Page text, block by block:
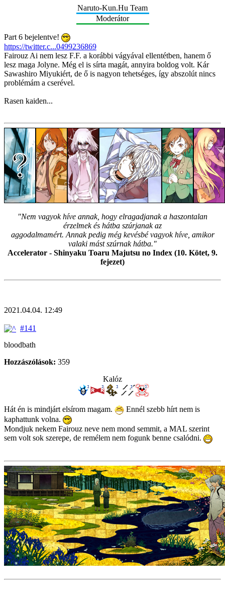
Naruto-Kun.Hu Team
Moderátor
Part 6 bejelentve!
https://twitter.c...0499236869
Fairouz Ai nem lesz F.F. a korábbi vágyával ellentétben, hanem ő
lesz maga Jolyne. Még el is sírta magát, annyira boldog volt. Kár
Sawashiro Miyukiért, de ő is nagyon tehetséges, így abszolút nincs
problémám a cserével.
Rasen kaiden...
"Nem vagyok híve annak, hogy elragadjanak a haszontalan
érzelmek és hátba szúrjanak az
aggodalmamért. Annak pedig még kevésbé vagyok híve, amikor
valaki mást szúrnak hátba."
Accelerator - Shinyaku Toaru Majutsu no Index (10. Kötet, 9.
fejezet)
2021.04.04. 12:49
#141
bloodbath
Hozzászólások: 359
Kalóz
Hát én is mindjárt elsírom magam.
Ennél szebb hírt nem is
kaphattunk volna.
Mondjuk nekem Fairouz neve nem mond semmit, a MAL szerint
sem volt sok szerepe, de remélem nem fogunk benne csalódni.